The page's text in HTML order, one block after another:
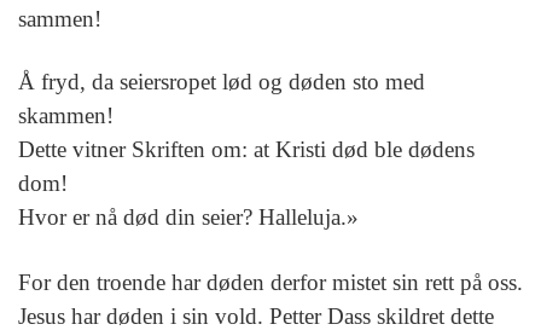
sammen!
Å fryd, da seiersropet lød og døden sto med
skammen!
Dette vitner Skriften om: at Kristi død ble dødens
dom!
Hvor er nå død din seier? Halleluja.»
For den troende har døden derfor mistet sin rett på oss.
Jesus har døden i sin vold. Petter Dass skildret dette